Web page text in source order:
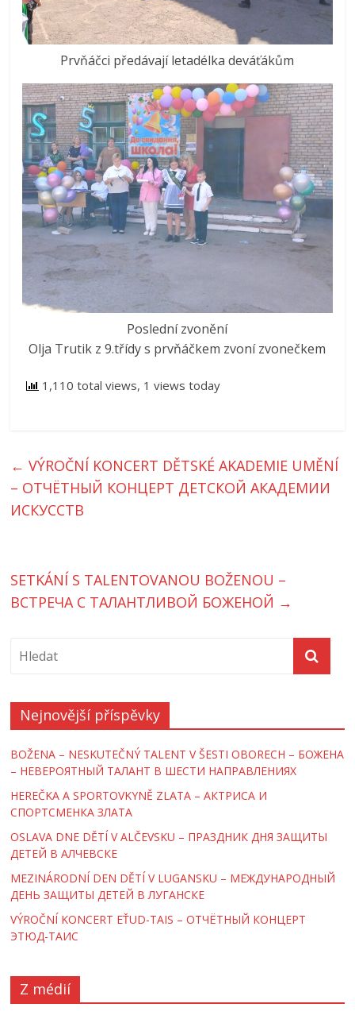
Prvňáčci předávají letadélka deváťákům
Poslední zvonění
Olja Trutik z 9.třídy s prvňáčkem zvoní zvonečkem
1,110 total views, 1 views today
← VÝROČNÍ KONCERT DĚTSKÉ AKADEMIE UMĚNÍ
– ОТЧЁТНЫЙ КОНЦЕРТ ДЕТСКОЙ АКАДЕМИИ
ИСКУССТВ
SETKÁNÍ S TALENTOVANOU BOŽENOU –
ВСТРЕЧА С ТАЛАНТЛИВОЙ БОЖЕНОЙ →
Nejnovější příspěvky
BOŽENA – NESKUTEČNÝ TALENT V ŠESTI OBORECH – БОЖЕНА
– НЕВЕРОЯТНЫЙ ТАЛАНТ В ШЕСТИ НАПРАВЛЕНИЯХ
HEREČKA A SPORTOVKYNĚ ZLATA – AКТРИСА И
СПОРТСМЕНКА ЗЛАТА
OSLAVA DNE DĚTÍ V ALČEVSKU – ПРАЗДНИК ДНЯ ЗАЩИТЫ
ДЕТЕЙ В АЛЧЕВСКЕ
MEZINÁRODNÍ DEN DĚTÍ V LUGANSKU – МЕЖДУНАРОДНЫЙ
ДЕНЬ ЗАЩИТЫ ДЕТЕЙ В ЛУГАНСКЕ
VÝROČNÍ KONCERT EŤUD-TAIS – ОТЧЁТНЫЙ КОНЦЕРТ
ЭТЮД-ТАИС
Z médií